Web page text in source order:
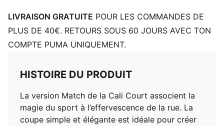
LIVRAISON GRATUITE POUR LES COMMANDES DE
PLUS DE 40€. RETOURS SOUS 60 JOURS AVEC TON
COMPTE PUMA UNIQUEMENT.
HISTOIRE DU PRODUIT
La version Match de la Cali Court associent la
magie du sport à l’effervescence de la rue. La
coupe simple et élégante est idéale pour créer